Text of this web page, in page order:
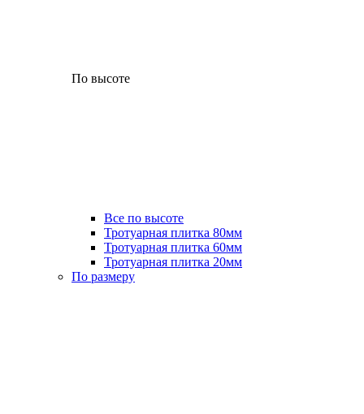
По высоте
Все по высоте
Тротуарная плитка 80мм
Тротуарная плитка 60мм
Тротуарная плитка 20мм
По размеру